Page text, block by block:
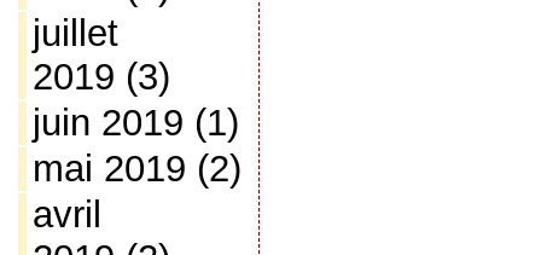
juillet
2019 (3)
juin 2019 (1)
mai 2019 (2)
avril